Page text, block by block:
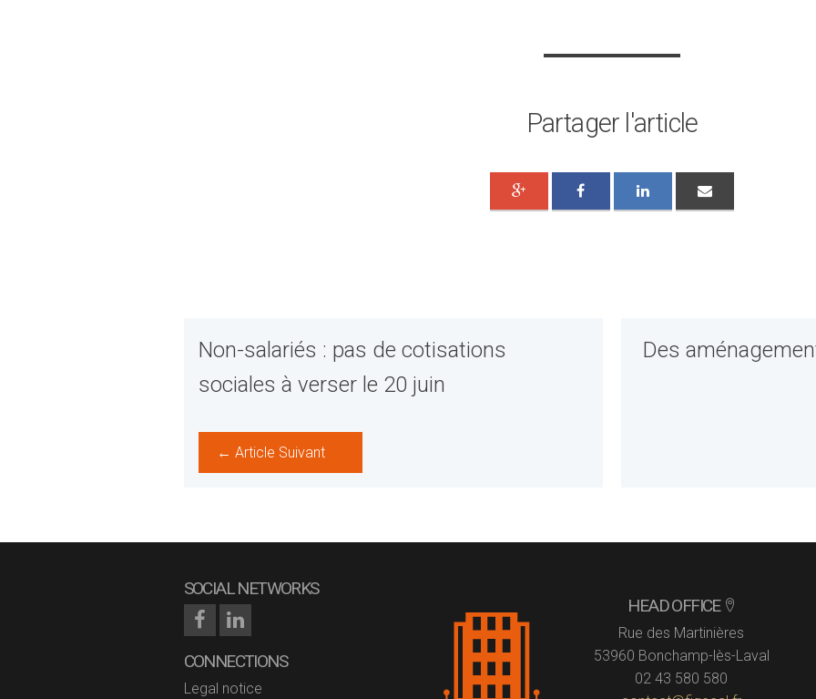
Partager l'article
Non-salariés : pas de cotisations
sociales à verser le 20 juin
← Article Suivant
Des
SOCIAL NETWORKS
CONNECTIONS
Legal notice
HEAD OFFICE
Rue des Martinières
53960 Bonchamp-lès-Laval
02 43 580 580